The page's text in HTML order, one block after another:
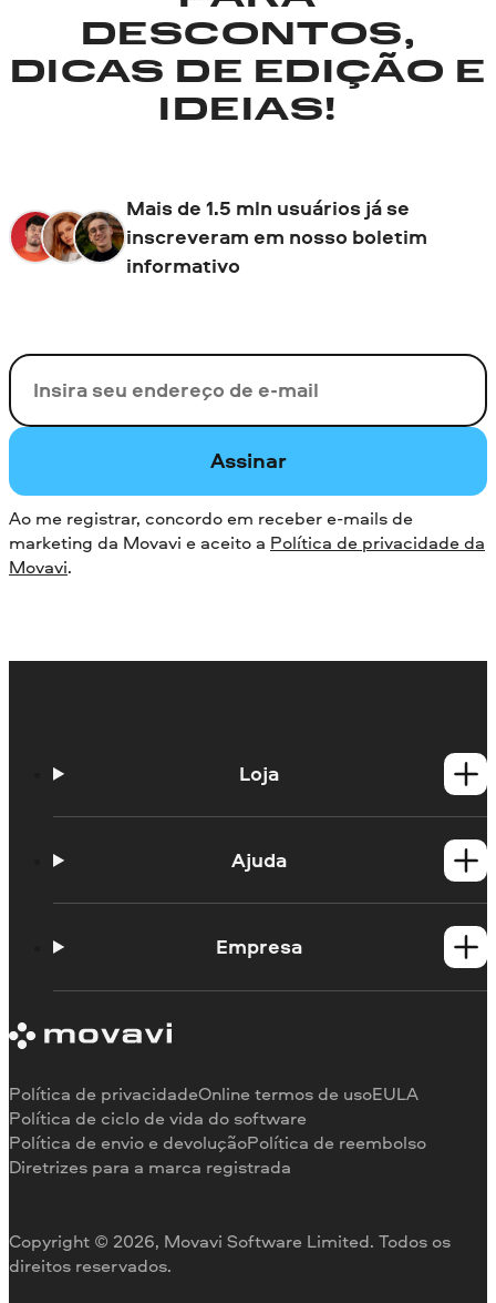
DESCONTOS,
DICAS DE EDIÇÃO E
IDEIAS!
Mais de 1.5 mln usuários já se
inscreveram em nosso boletim
informativo
Seu e-mail
Assinar
Ao me registrar, concordo em receber e-mails de
marketing da Movavi e aceito a Política de privacidade da
Movavi.
Loja
Produtos para Mac Ajuda
Portal de aprendizagem
Limitações da versão de teste
Reembolso
Empresa
Testemunhos
Por que nos escolher
Para o trabalho
Copyright © 2026, Movavi Software Limited. Todos os
direitos reservados.
Política de privacidadeOnline termos de usoEULA
Política de ciclo de vida do software
Política de envio e devoluçãoPolítica de reembolso
Diretrizes para a marca registrada